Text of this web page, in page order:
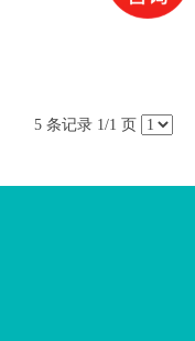
5 条记录 1/1 页